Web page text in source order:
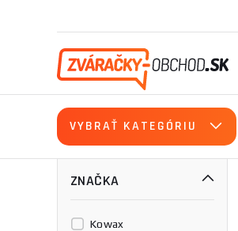
VYBRAŤ KATEGÓRIU
ZNAČKA
Kowax